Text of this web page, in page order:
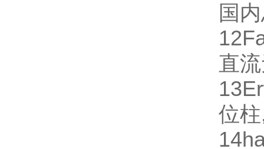
国
12
直
13
位
14